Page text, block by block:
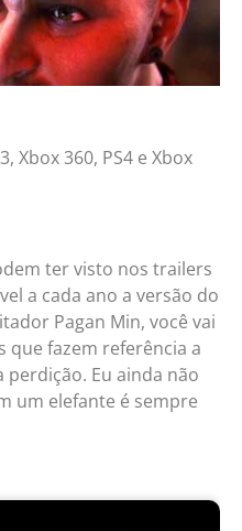
Xbox 360, PS4 e Xbox
ter visto nos trailers
a cada ano a versão do
Pagan Min, você vai
que fazem referência a
perdição. Eu ainda não
um elefante é sempre